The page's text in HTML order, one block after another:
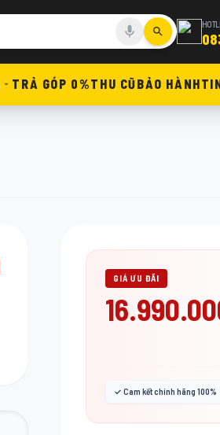
TRẢ GÓP 0%THU CŨBẢO HÀNH
GIÁ ƯU ĐÃI
✓ Cam kết chính hãng 100%